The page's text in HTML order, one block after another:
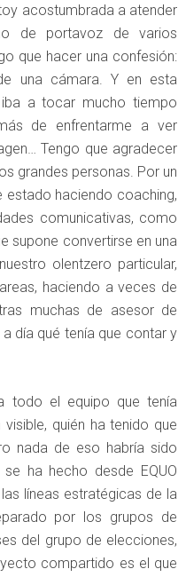
acostumbrada a atender
de portavoz de varios
que hacer una confesión:
una cámara. Y en esta
a tocar mucho tiempo
de enfrentarme a ver
Tengo que agradecer
grandes personas. Por un
estado haciendo coaching,
comunicativas, como
supone convertirse en una
olentzero particular,
haciendo a veces de
muchas de asesor de
día qué tenía que contar y
todo el equipo que tenía
quién ha tenido que
nada de eso habría sido
ha hecho desde EQUO
líneas estratégicas de la
por los grupos de
del grupo de elecciones,
compartido es el que